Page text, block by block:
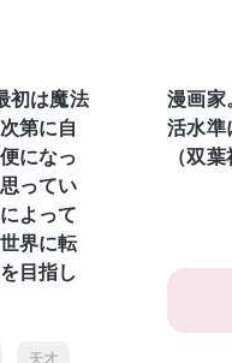
初は魔法
第に自
になっ
ってい
よって
界に転
目指し
天才
漫画家
活水準
（双葉